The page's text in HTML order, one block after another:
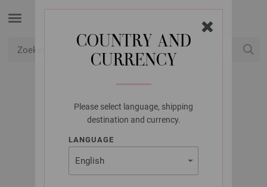
COUNTRY AND
CURRENCY
Please select language, shipping
destination and currency.
LANGUAGE
LANA GROSSA
TESSERA